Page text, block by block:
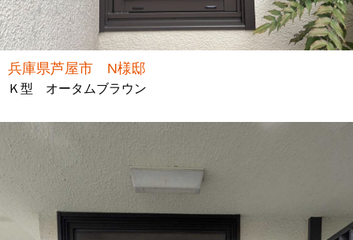
兵庫県芦屋市 N様邸
Ｋ型 オータムブラウン